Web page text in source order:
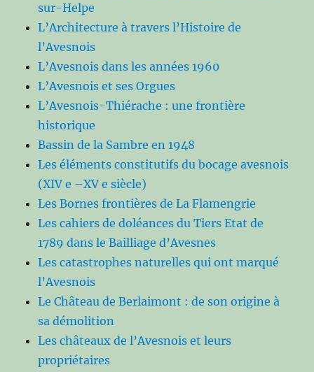
sur-Helpe
L’Architecture à travers l’Histoire de
l’Avesnois
L’Avesnois dans les années 1960
L’Avesnois et ses Orgues
L’Avesnois-Thiérache : une frontière
historique
Bassin de la Sambre en 1948
Les éléments constitutifs du bocage avesnois
(XIV e –XV e siècle)
Les Bornes frontières de La Flamengrie
Les cahiers de doléances du Tiers Etat de
1789 dans le Bailliage d’Avesnes
Les catastrophes naturelles qui ont marqué
l’Avesnois
Le Château de Berlaimont : de son origine à
sa démolition
Les châteaux de l’Avesnois et leurs
propriétaires